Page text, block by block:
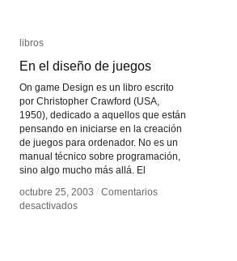
libros
En el diseño de juegos
On game Design es un libro escrito
por Christopher Crawford (USA,
1950), dedicado a aquellos que están
pensando en iniciarse en la creación
de juegos para ordenador. No es un
manual técnico sobre programación,
sino algo mucho más allá. El
octubre 25, 2003 / Comentarios
desactivadosen
libros
En el diseño de juegos
octubre 25, 2003 / Comentarios
desactivadosen